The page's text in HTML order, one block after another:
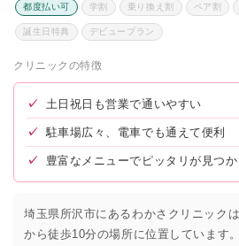
都度払い可 学割 乗り換え割 ペア割
誕生日特典 デビュープラン
クリニックの特徴
✓ 土日祝日も営業で通いやすい
✓ 駐車場広々、電車でも通えて便利
✓ 豊富なメニューでピッタリが見つか
埼玉県所沢市にあるわかさクリニック
から徒歩10分の場所に位置しています